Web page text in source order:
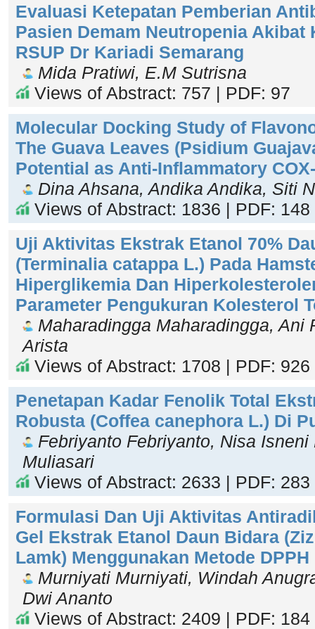
Evaluasi Ketepatan Pemberian
Pasien Demam Neutropenia Akibat
RSUP Dr Kariadi Semarang
Mida Pratiwi, E.M Sutrisna
Views of Abstract: 757 | PDF: 97
Molecular Docking Study of
The Guava Leaves (Psidium
Potential as Anti-Inflammatory
Dina Ahsana, Andika Andika, Siti
Views of Abstract: 1836 | PDF: 148
Uji Aktivitas Ekstrak Etanol 70%
(Terminalia catappa L.) Pada
Hiperglikemia Dan
Parameter Pengukuran Kolesterol
Maharadingga Maharadingga, Ani
Arista
Views of Abstract: 1708 | PDF: 926
Penetapan Kadar Fenolik Total
Robusta (Coffea canephora L.) Di
Febriyanto Febriyanto, Nisa Isneni
Muliasari
Views of Abstract: 2633 | PDF: 283
Formulasi Dan Uji Aktivitas
Gel Ekstrak Etanol Daun Bidara
Lamk) Menggunakan Metode DPPH
Murniyati Murniyati, Windah
Dwi Ananto
Views of Abstract: 2409 | PDF: 184